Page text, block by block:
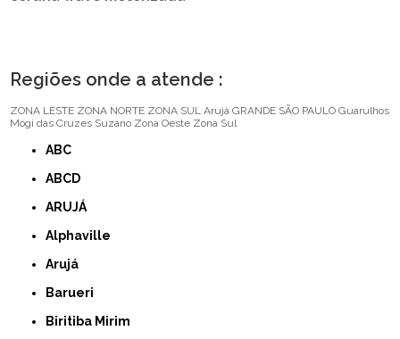
Regiões onde a atende :
ZONA LESTE ZONA NORTE ZONA SUL Arujá GRANDE SÃO PAULO Guarulhos
Mogi das Cruzes Suzano Zona Oeste Zona Sul
ABC
ABCD
ARUJÁ
Alphaville
Arujá
Barueri
Biritiba Mirim